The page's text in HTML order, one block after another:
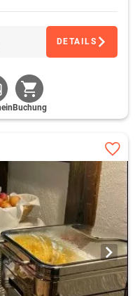
DETAILS
Buchung